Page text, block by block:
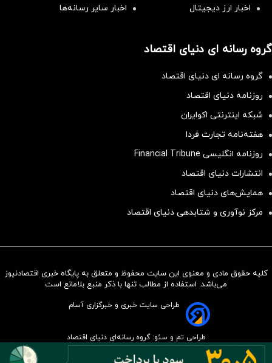
سرمایه‌گذاری همسنگ با شاخص
اخبار ارز دیجیتال
اخبار سایر رسانه‌‌ها
گروه رسانه ای دنیای اقتصاد
گروه رسانه ای دنیای اقتصاد
روزنامه دنیای اقتصاد
شبکه اینترنتی اکوایران
هفته‌نامه تجارت فردا
روزنامه انگلیسی Financial Tribune
انتشارات دنیای اقتصاد
همایش‌های دنیای اقتصاد
مرکز نوآوری و شتابدهی دنیای اقتصاد
کلیه حقوق مادی و معنوی این سایت محفوظ و متعلق به پایگاه خبری اقتصادنیوز
می‌باشد. استفاده از مطالب تنها با ذکر منبع بلامانع است
طراحی سایت خبری و خبرگزاری آسام
طراحی تم و سئو: گروه رسانه‌ای دنیای اقتصاد